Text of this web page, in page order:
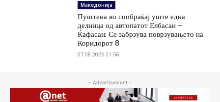
Македонија
Пуштена во сообраќај уште една
делница од автопатот Елбасан –
Ќафасан: Се забрзува поврзувањето на
Коридорот 8
07.08.2026 21:56
- Advertisement -